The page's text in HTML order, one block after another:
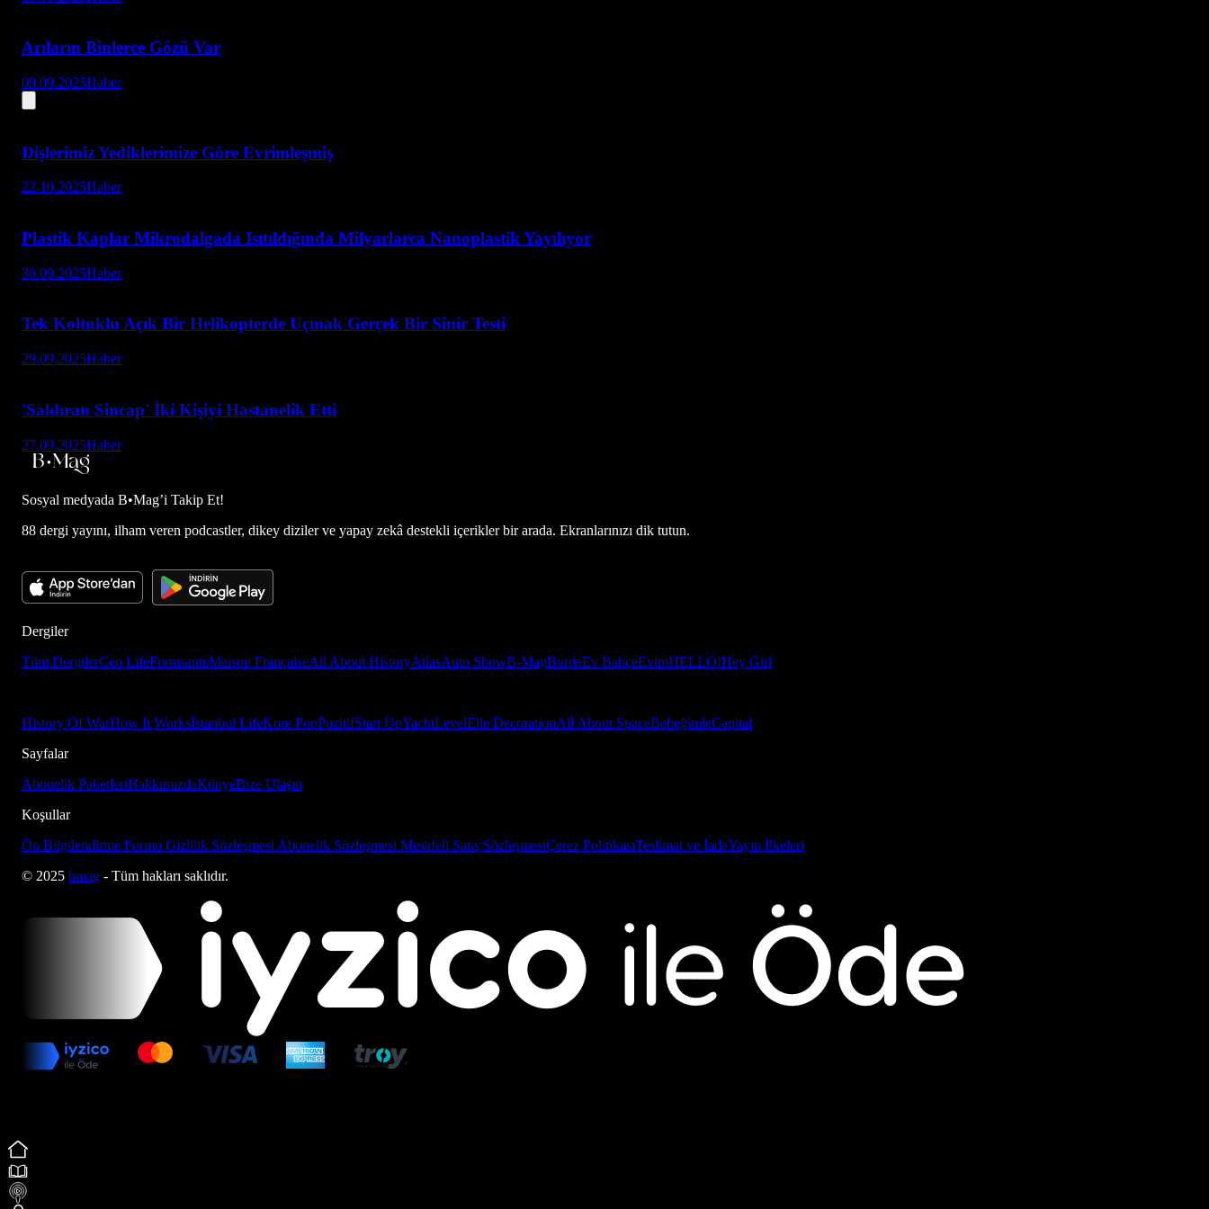
Arıların Binlerce Gözü Var
09.09.2025Haber
Dişlerimiz Yediklerimize Göre Evrimleşmiş
22.10.2025Haber
Plastik Kaplar Mikrodalgada Isıtıldığında Milyarlarca Nanoplastik Yayılıyor
30.09.2025Haber
Tek Koltuklu Açık Bir Helikopterde Uçmak Gerçek Bir Sinir Testi
29.09.2025Haber
'Saldıran Sincap' İki Kişiyi Hastanelik Etti
27.09.2025Haber
Sosyal medyada B•Mag’i Takip Et!
88 dergi yayını, ilham veren podcastler, dikey diziler ve yapay zekâ destekli içerikler bir arada. Ekranlarınızı dik tutun.
Dergiler
Tüm DergilerCeo LifeFormsanteMaison FrançaiseAll About HistoryAtlasAuto ShowB-MagBurdaEv BahçeEvimHELLO!Hey Girl
History Of WarHow It Worksİstanbul LifeKore PopPozitifStart UpYachtLevelElle DecorationAll About SpaceBebeğimleCapital
Sayfalar
Abonelik PaketleriHakkımızdaKünyeBize Ulaşın
Koşullar
Ön Bilgilendirme Formu Gizlilik Sözleşmesi Abonelik Sözleşmesi Mesafeli Satış SözleşmesiÇerez PolitikasıTeslimat ve İadeYayın İlkeleri
© 2025 bmag - Tüm hakları saklıdır.